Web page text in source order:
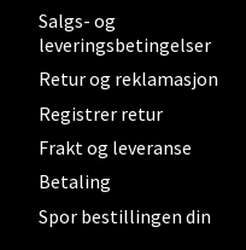
Salgs- og
leveringsbetingelser
Retur og reklamasjon
Registrer retur
Frakt og leveranse
Betaling
Spor bestillingen din
Jessheim -
Storgata 6, 2050
Åpent i dag 10-19
0 i butikk